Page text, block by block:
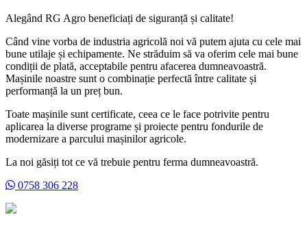
Alegând RG Agro beneficiați de siguranță și calitate!
Când vine vorba de industria agricolă noi vă putem ajuta cu cele mai
bune utilaje și echipamente. Ne străduim să va oferim cele mai bune
condiții de plată, acceptabile pentru afacerea dumneavoastră.
Mașinile noastre sunt o combinație perfectă între calitate și
performanță la un preț bun.
Toate mașinile sunt certificate, ceea ce le face potrivite pentru
aplicarea la diverse programe și proiecte pentru fondurile de
modernizare a parcului mașinilor agricole.
La noi găsiți tot ce vă trebuie pentru ferma dumneavoastră.
0758 306 228